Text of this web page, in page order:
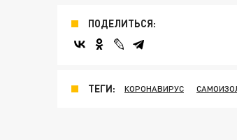
ПОДЕЛИТЬСЯ:
ТЕГИ: КОРОНАВИРУС